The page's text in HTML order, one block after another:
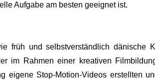
Aufgabe am besten geeignet ist.
früh und selbstverständlich dänische
im Rahmen einer kreativen
eigene Stop-Motion-Videos erstellten